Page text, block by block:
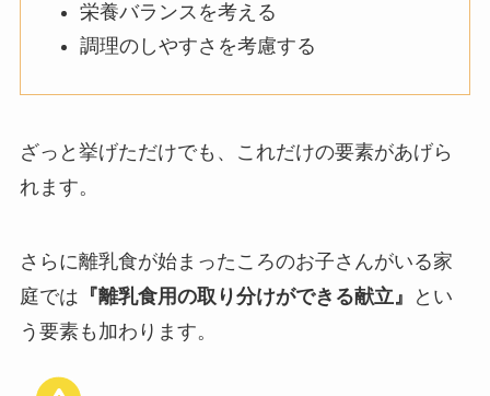
栄養バランスを考える
調理のしやすさを考慮する
ざっと挙げただけでも、これだけの要素があげら
れます。
さらに離乳食が始まったころのお子さんがいる家
庭では 『離乳食用の取り分けができる献立』
とい
う要素も加わります。